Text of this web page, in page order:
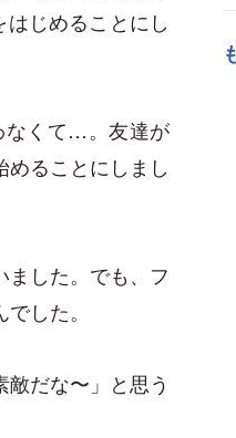
じめることにし
なくて…。友達が
めることにしまし
した。でも、フ
した。
だな〜」と思う